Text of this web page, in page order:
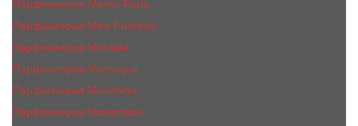
Парфюмерия Memo Paris
Парфюмерия Meo Fusciuni
Парфюмерия Montale
Парфюмерия Moresque
Парфюмерия Moschino
Парфюмерия Nasomatto